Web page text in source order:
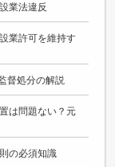
業法違反
業許可を維持す
督処分の解説
は問題ない？元
の必須知識